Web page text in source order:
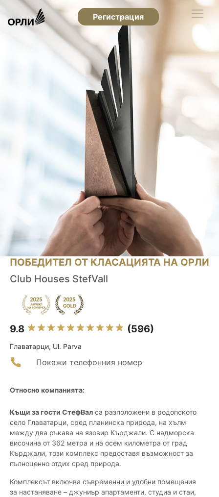
Регистрация
ПОБЕДИТЕЛ ОТ КЛАСАЦИЯТА НА ОРЛИ
Club Houses StefVall
9.8 (596)
Главатарци, Ul. Parva
Покажи телефонния номер
Относно компанията:
Къщи за гости СтефВал са разположени в родопското
село Главатарци, сред планинска природа, на хълм
между два ръкава на язовир Кърджали. С надморска
височина от 362 метра и на осем километра от град
Кърджали, този комплекс предоставя възможност за
пълноценно отдих сред природа.
Комплексът включва съвременни и удобни помещения
за настаняване – джуниър апартаменти, студиа и стаи,